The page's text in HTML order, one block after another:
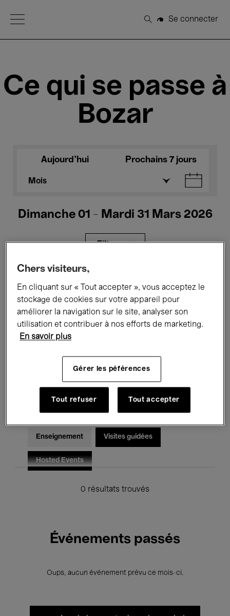
Open Menu
Rechercher
Se connecter
Ce qui se passe à
Bozar
Aujourd'hui Prochains 7 jours
Mois
Dimanche 01 - Mardi 31 Mars 2026
Filtres
Expositions Films Performances
Rencontres & Débats Jazz
Musique électronique
Pour tous Kids’ Palace
Enseignement Visites guidées
Hosted Events
0 résultats trouvés
Événements passés
Oups, aucun événement prévu ce mois-ci.
Chers visiteurs,
En cliquant sur « Tout accepter », vous acceptez le
stockage de cookies sur votre appareil pour
améliorer la navigation sur le site, analyser son
utilisation et contribuer à nos efforts de marketing.
En savoir plus
Gérer les péférences
Tout refuser Tout accepter